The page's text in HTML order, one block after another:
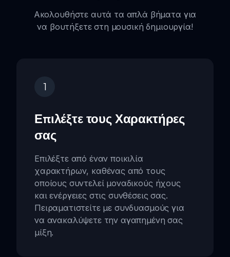
Ακολουθήστε αυτά τα απλά βήματα για
να βουτήξετε στη μουσική δημιουργία!
1
Επιλέξτε τους Χαρακτήρες
σας
Επιλέξτε από έναν ποικιλία
χαρακτήρων, καθένας από τους
οποίους συντελεί μοναδικούς ήχους
και ενέργειες στις συνθέσεις σας.
Πειραματιστείτε με συνδυασμούς για
να ανακαλύψετε την αγαπημένη σας
μίξη.